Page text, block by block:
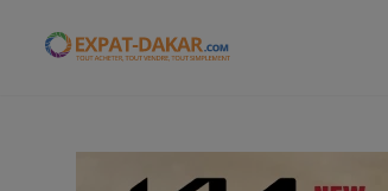
Expat-Dakar